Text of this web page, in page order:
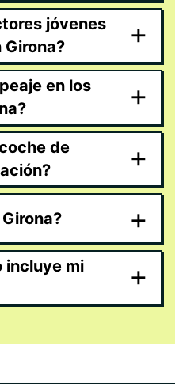
jóvenes
+
en los
+
de
+
+
incluye mi
+